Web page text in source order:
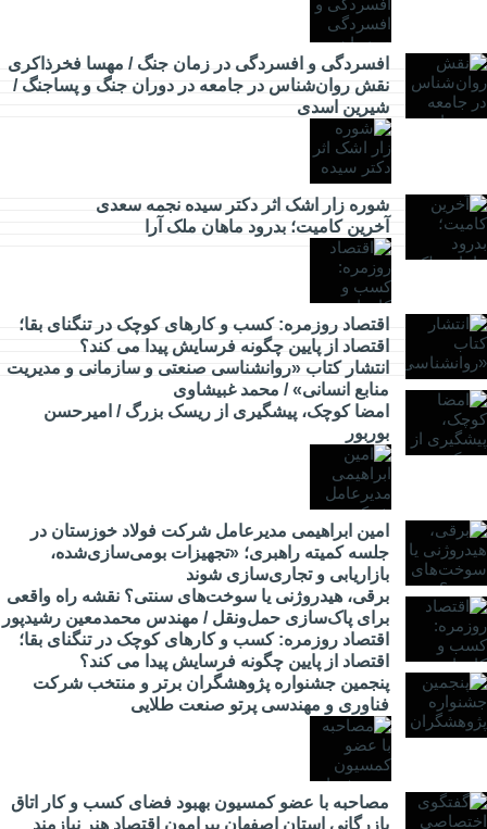
افسردگی و افسردگی در زمان جنگ / مهسا فخرذاکری
نقش روان‌شناس در جامعه در دوران جنگ و پساجنگ /
شیرین اسدی
شوره زار اشک اثر دکتر سیده نجمه سعدی
​آخرین کامیت؛ بدرود ماهان ملک آرا
اقتصادی
اقتصاد روزمره: کسب‌ و کارهای کوچک در تنگنای بقا؛
اقتصاد از پایین چگونه فرسایش پیدا می کند؟
انتشار کتاب «روانشناسی صنعتی و سازمانی و مدیریت
منابع انسانی» / محمد غبیشاوی
امضا کوچک، پیشگیری از ریسک بزرگ / امیرحسن
بوربور
امین ابراهیمی مدیرعامل شرکت فولاد خوزستان در
جلسه کمیته راهبری؛ «تجهیزات بومی‌سازی‌شده،
بازاریابی و تجاری‌سازی شوند
برقی، هیدروژنی یا سوخت‌های سنتی؟ نقشه راه واقعی
برای پاک‌سازی حمل‌ونقل / مهندس محمدمعین رشیدپور
اقتصاد روزمره: کسب‌ و کارهای کوچک در تنگنای بقا؛
اقتصاد از پایین چگونه فرسایش پیدا می کند؟
پنجمین جشنواره پژوهشگران برتر و منتخب شرکت
فناوری و مهندسی پرتو صنعت طلایی
مصاحبه با عضو کمسیون بهبود فضای کسب و کار اتاق
بازرگانی استان اصفهان پیرامون اقتصاد هنر نیازمند
جامعه